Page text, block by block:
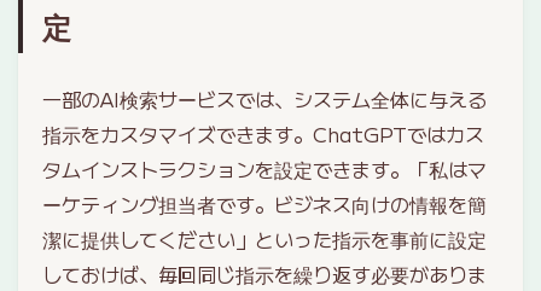
定
一部のAI検索サービスでは、システム全体に与える
指示をカスタマイズできます。ChatGPTではカス
タムインストラクションを設定できます。「私はマ
ーケティング担当者です。ビジネス向けの情報を簡
潔に提供してください」といった指示を事前に設定
しておけば、毎回同じ指示を繰り返す必要がありま